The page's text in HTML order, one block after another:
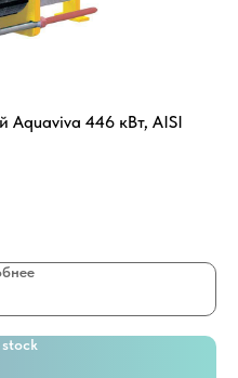
Aquaviva 446 кВт, AISI